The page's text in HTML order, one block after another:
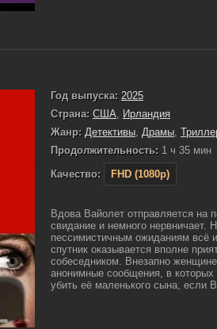
Год выпуска: 2025
Страна: США, Ирландия
Жанр: Детективы, Драмы,
Продолжительность: 1 ч 35 мин
Качество:
FHD (1080p)
Вдова Вайолет отправляется на
свидание и немного нервничает.
пессимистичным ожиданиям всё
спутник оказывается вполне
собеседником. Внезапно
анонимные сообщения, в которых
убить её маленького сына, если